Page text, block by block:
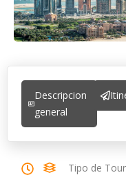
Descripcion
general
Tipo de